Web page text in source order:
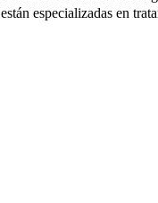
especializadas en